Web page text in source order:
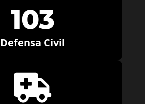
103
Defensa Civil
